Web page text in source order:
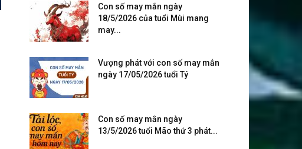
Con số may mắn ngày
18/5/2026 của tuổi Mùi mang
may...
Vượng phát với con số may mắn
ngày 17/05/2026 tuổi Tý
Con số may mắn ngày
13/5/2026 tuổi Mão thứ 3 phát...